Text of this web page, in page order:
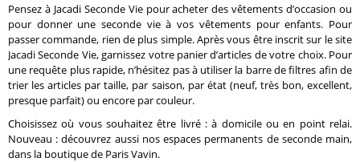
Pensez à Jacadi Seconde Vie pour acheter des vêtements d’occasion ou
pour donner une seconde vie à vos vêtements pour enfants. Pour
passer commande, rien de plus simple. Après vous être inscrit sur le site
Jacadi Seconde Vie, garnissez votre panier d’articles de votre choix. Pour
une requête plus rapide, n’hésitez pas à utiliser la barre de filtres afin de
trier les articles par taille, par saison, par état (neuf, très bon, excellent,
presque parfait) ou encore par couleur.
Choisissez où vous souhaitez être livré : à domicile ou en point relai.
Nouveau : découvrez aussi nos espaces permanents de seconde main,
dans la boutique de Paris Vavin.